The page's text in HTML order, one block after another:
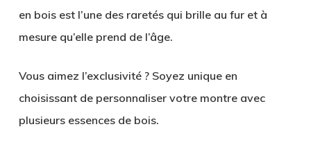
en bois est l’une des raretés qui brille au fur et à
mesure qu’elle prend de l’âge.
Vous aimez l’exclusivité ? Soyez unique en
choisissant de personnaliser votre montre avec
plusieurs essences de bois.